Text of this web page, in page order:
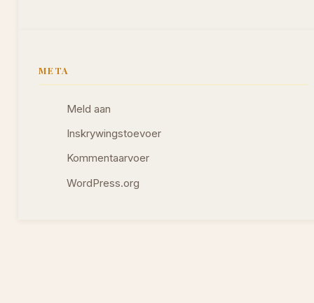
META
Meld aan
Inskrywingstoevoer
Kommentaarvoer
WordPress.org